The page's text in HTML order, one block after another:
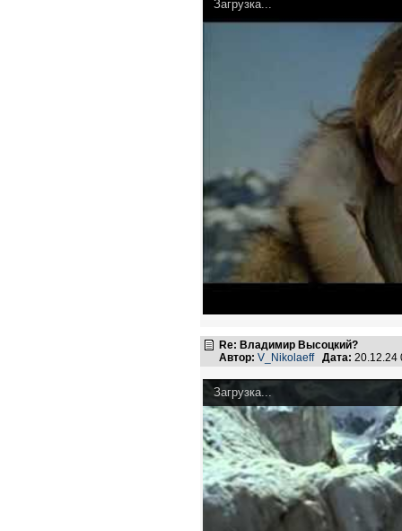
Загрузка...
Re: Владимир Высоцкий?
Автор: V_Nikolaeff Дата:
Загрузка...